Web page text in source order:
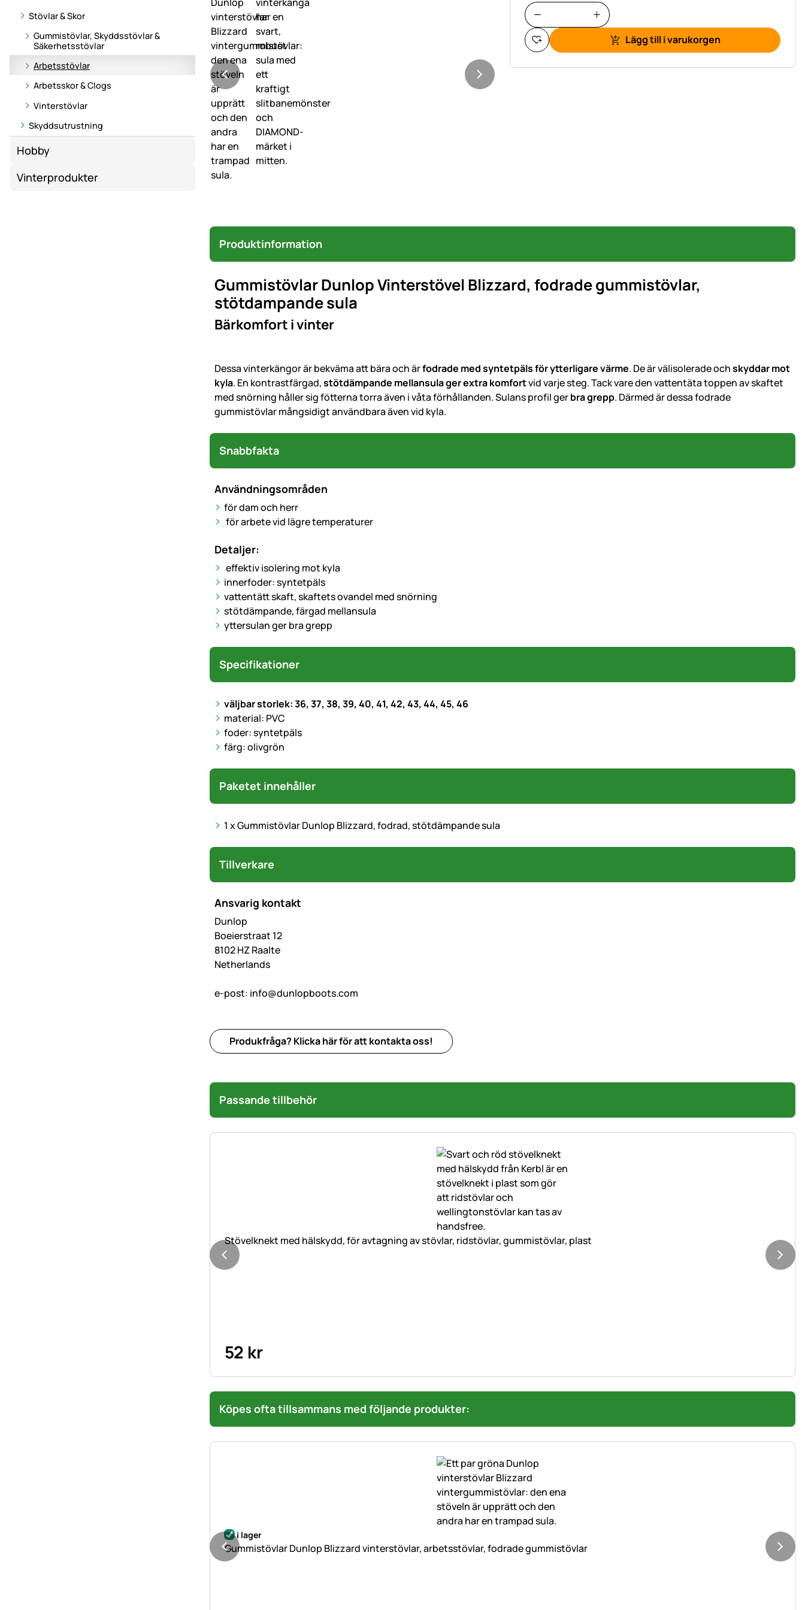
Stövlar & Skor
Gummistövlar, Skyddsstövlar &
Säkerhetsstövlar
Arbetsstövlar
Arbetsskor & Clogs
Vinterstövlar
Skyddsutrustning
Hobby
Vinterprodukter
Lägg till i varukorgen
Produktinformation
Gummistövlar Dunlop Vinterstövel Blizzard, fodrade gummistövlar,
stötdampande sula
Bärkomfort i vinter
Dessa vinterkängor är bekväma att bära och ärfodrade med syntetpäls för ytterligare värme. De är välisolerade ochskyddar mot
kyla. En kontrastfärgad,stötdämpande mellansula ger extra komfortvid varje steg. Tack vare den vattentäta toppen av skaftet
med snörning håller sig fötterna torra även i våta förhållanden. Sulans profil gerbra grepp. Därmed är dessa fodrade
gummistövlar mångsidigt användbara även vid kyla.
Snabbfakta
Användningsområden
för dam och herr
för arbete vid lägre temperaturer
Detaljer:
effektiv isolering mot kyla
innerfoder: syntetpäls
vattentätt skaft, skaftets ovandel med snörning
stötdämpande, färgad mellansula
yttersulan ger bra grepp
Specifikationer
väljbar storlek: 36, 37, 38, 39, 40, 41, 42, 43, 44, 45, 46
material: PVC
foder: syntetpäls
färg: olivgrön
Paketet innehåller
1 x Gummistövlar Dunlop Blizzard, fodrad, stötdämpande sula
Tillverkare
Ansvarig kontakt
Dunlop
Boeierstraat 12
8102 HZ Raalte
Netherlands
e-post: info@dunlopboots.com
Produkfråga? Klicka här för att kontakta oss!
Passande tillbehör
Stövelknekt med hälskydd, för avtagning av stövlar, ridstövlar, gummistövlar, plast
52 kr
Köpes ofta tillsammans med följande produkter:
i lager
Gummistövlar Dunlop Blizzard vinterstövlar, arbetsstövlar, fodrade gummistövlar